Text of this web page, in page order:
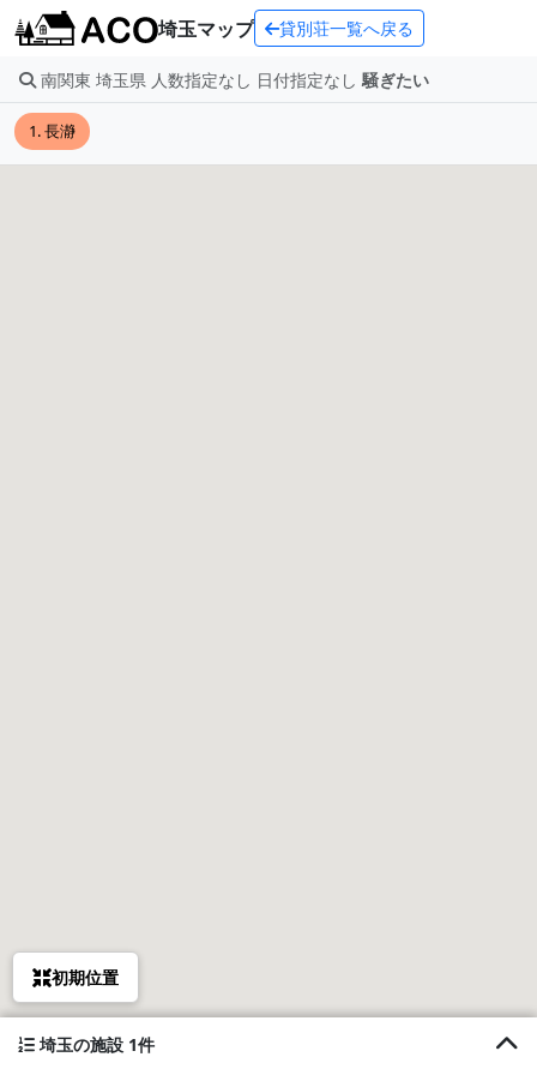
埼玉マップ 貸別荘一覧へ戻る
南関東 埼玉県 人数指定なし 日付指定なし騒ぎたい
1. 長瀞
初期位置
埼玉の施設 1件1. アメリカンハウス-野上